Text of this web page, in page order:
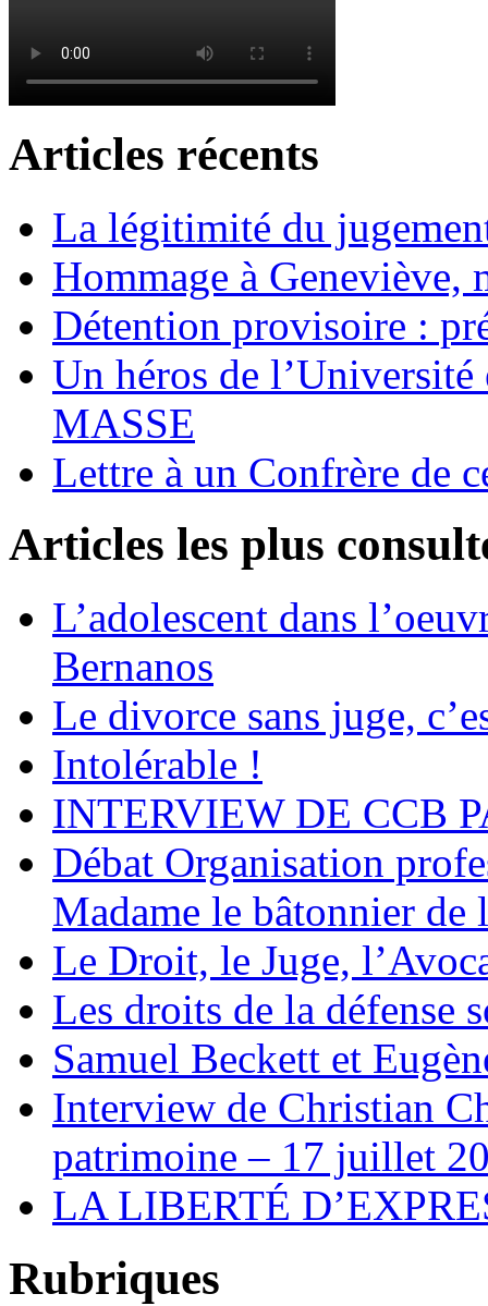
Articles récents
La légitimité du
Hommage à Geneviève,
Détention provisoire :
Un héros de
MASSE
Lettre à un Confrère de
Articles les plus
L’adolescent dans
Bernanos
Le divorce sans juge,
Intolérable !
INTERVIEW DE CCB
Débat Organisation
Madame le bâtonnier de
Le Droit, le Juge,
Les droits de la défense
Samuel Beckett et
Interview de Christian
patrimoine – 17 juillet
LA LIBERTÉ
Rubriques